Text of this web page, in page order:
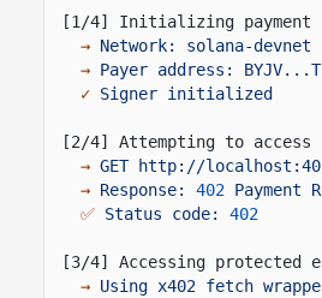
[1/4] Initializing payment
→ Network: solana-devnet
→ Payer address:
✓ Signer initialized
[2/4] Attempting to access
→ GET http://
→ Response: 402 Payment
✅ Status code: 402
[3/4] Accessing protected
→ Using x402 fetch